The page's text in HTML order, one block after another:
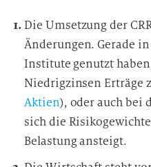
Die Umsetzung der
Änderungen. Gerade
Institute genutzt
Niedrigzinsen Erträge
Aktien), oder auch bei
sich die
Belastung ansteigt.